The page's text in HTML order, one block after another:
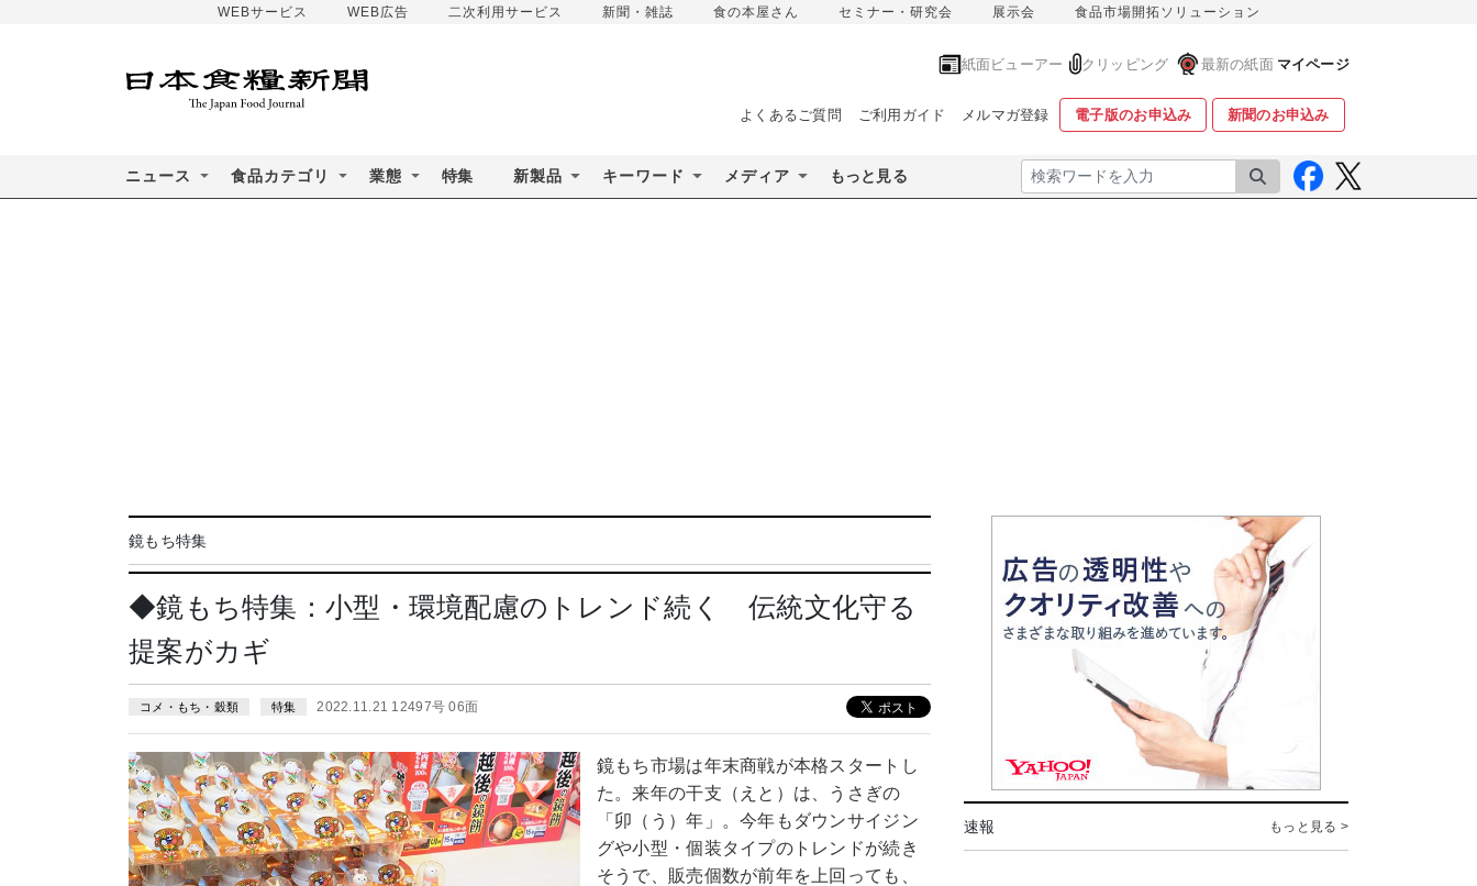
WEBサービス WEB広告 二次利用サービス 新聞・雑誌 食の本屋さん セミナー・研究会 展示会 食品市場開拓ソリューション
紙面ビューアー クリッピング 最新の紙面 マイページ
よくあるご質問 ご利用ガイド メルマガ登録 電子版のお申込み 新聞のお申込み
ニュース 食品カテゴリ 業態 特集 新製品 キーワード メディア もっと見る 検索
鏡もち特集
◆鏡もち特集：小型・環境配慮のトレンド続く 伝統文化守る
提案がカギ
コメ・もち・穀類 特集 2022.11.21 12497号 06面
鏡もち市場は年末商戦が本格スタートし
た。来年の干支（えと）は、うさぎの
「卯（う）年」。今年もダウンサイジン
グや小型・個装タイプのトレンドが続き
そうで、販売個数が前年を上回っても、
速報 もっと見る >